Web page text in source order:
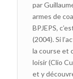
par
armes de
BPJEPS,
(2004). Si
la course et
loisir (Clio
et y